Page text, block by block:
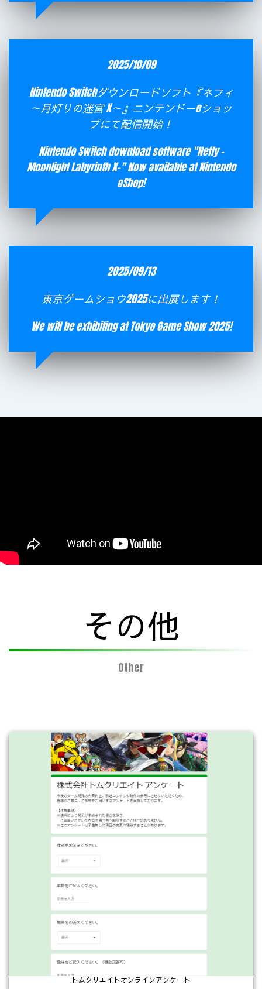
2025/10/09
Nintendo Switchダウンロードソフト『ネフィ
～月灯りの迷宮 X～』ニンテンドーeショッ
プにて配信開始！
Nintendo Switch download software "Neffy -
Moonlight Labyrinth X-" Now available at Nintendo
eShop!
2025/09/13
東京ゲームショウ2025に出展します！
We will be exhibiting at Tokyo Game Show 2025!
その他
Other
トムクリエイトオンラインアンケート